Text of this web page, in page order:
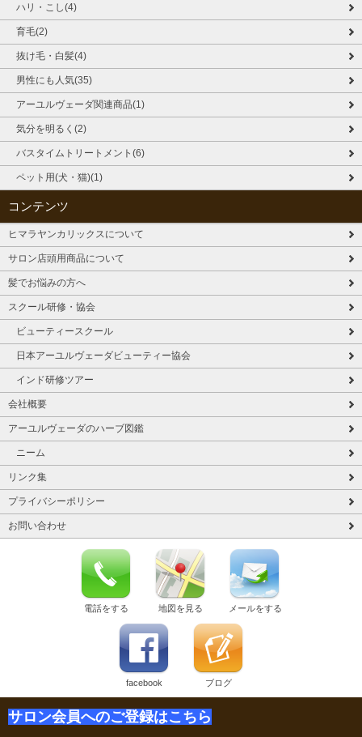
ハリ・こし(4)
育毛(2)
抜け毛・白髪(4)
男性にも人気(35)
アーユルヴェーダ関連商品(1)
気分を明るく(2)
バスタイムトリートメント(6)
ペット用(犬・猫)(1)
コンテンツ
ヒマラヤンカリックスについて
サロン店頭用商品について
髪でお悩みの方へ
スクール研修・協会
ビューティースクール
日本アーユルヴェーダビューティー協会
インド研修ツアー
会社概要
アーユルヴェーダのハーブ図鑑
ニーム
リンク集
プライバシーポリシー
お問い合わせ
電話をする 地図を見る メールをする
facebook ブログ
サロン会員へのご登録はこちら